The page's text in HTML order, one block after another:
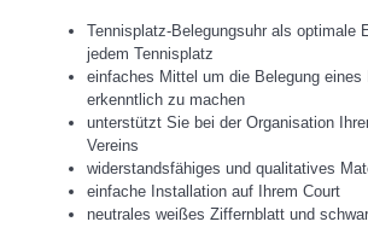
Tennisplatz-Belegungsuhr als optimale
jedem Tennisplatz
einfaches Mittel um die Belegung
erkenntlich zu machen
unterstützt Sie bei der Organisation
Vereins
widerstandsfähiges und qualitatives
einfache Installation auf Ihrem Court
neutrales weißes Ziffernblatt und